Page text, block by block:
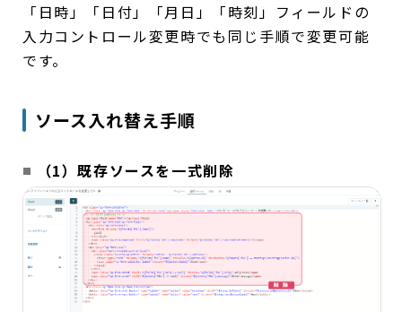
「日時」「日付」「月日」「時刻」フィールドの
入力コントロール変更時でも同じ手順で変更可能
です。
ソース入れ替え手順
（1）既存ソースを一式削除